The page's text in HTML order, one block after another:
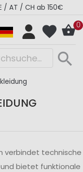
/ AT / CH ab 150€
0
verbindet technische
bietet funktionale